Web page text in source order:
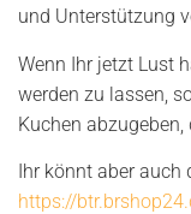
und Unterstützung
Wenn Ihr jetzt Lust
werden zu lassen,
Kuchen
Ihr könnt aber auch
https://